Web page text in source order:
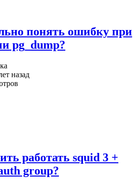
понять ошибку при
pg_dump?
назад
работать squid 3 +
group?